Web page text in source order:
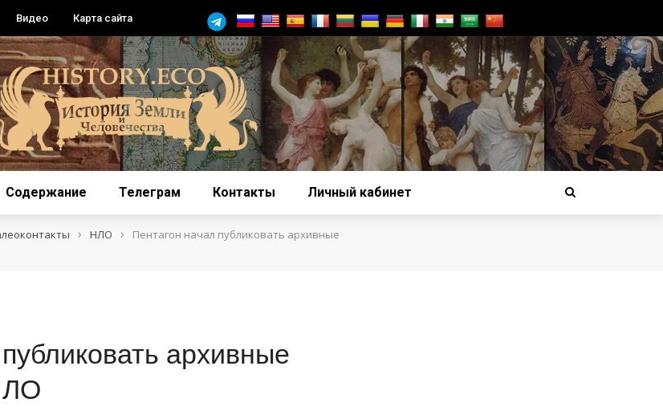
Видео Карта сайта
Содержание Телеграм Контакты Личный кабинет
› НЛО ›
Пентагон начал публиковать архивные
архивные